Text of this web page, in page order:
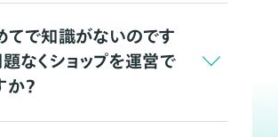
てで知識がないのです
題なくショップを運営で
か？